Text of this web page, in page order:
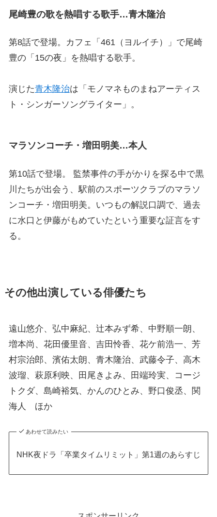
尾崎豊の歌を熱唱する歌手…青木隆治
第8話で登場。カフェ「461（ヨルイチ）」で尾崎
豊の「15の夜」を熱唱する歌手。
演じた青木隆治は「モノマネものまねアーティス
ト・シンガーソングライター」。
マラソンコーチ・増田明美…本人
第10話で登場。 監禁事件の手がかりを探る中で黒
川たちが出会う、駅前のスポーツクラブのマラソ
ンコーチ・増田明美。いつもの解説口調で、過去
に水口と伊藤がもめていたという重要な証言をす
る。
その他出演している俳優たち
遠山悠介、弘中麻紀、辻本みず希、中野順一朗、
増本尚、花田優里音、吉田怜香、花ケ前浩一、芳
村宗治郎、濱佑太朗、青木隆治、武藤令子、高木
波瑠、萩原利映、田尾きよみ、田端玲実、コージ
トクダ、島崎裕気、かんのひとみ、野口俊丞、関
海人 ほか
あわせて読みたい
NHK夜ドラ「卒業タイムリミット」第1週のあらすじ